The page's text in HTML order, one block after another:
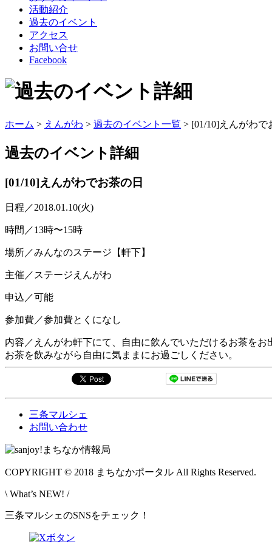
活動紹介
過去のイベント
アクセス
お問い合せ
Facebook
ホーム > えんがわ > 過去のイベント一覧 > [01/10]えんがわで
過去のイベント詳細
[01/10]えんがわでお茶の日
日程／2018.01.10(火)
時間／13時〜15時
場所／みんなのステージ【軒下】
主催／ステージえんがわ
申込／可能
参加費／参加費とくになし
内容／えんがわ軒下にて、自由に飲んでいただけるお茶をお
お茶を飲みながら自由に気ままにお過ごしください。
三条マルシェ
お問い合わせ
COPYRIGHT © 2018 まちなかポータル All Rights Reserved.
\ What’s NEW! /
三条マルシェのSNSをチェック！